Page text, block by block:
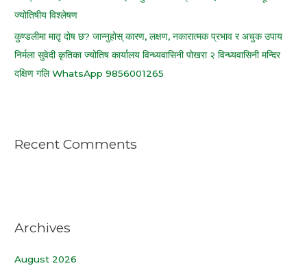
ज्योतिषीय विश्लेषण
कुण्डलीमा मातृ दोष छ? जान्नुहोस् कारण, लक्षण, नकारात्मक प्रभाव र अचुक उपाय
निर्मला सुवेदी कृतिका ज्योतिष कार्यालय विन्ध्यवासिनी पोखरा २ विन्ध्यवासिनी मन्दिर
दक्षिण गलि WhatsApp 9856001265
Recent Comments
Archives
August 2026